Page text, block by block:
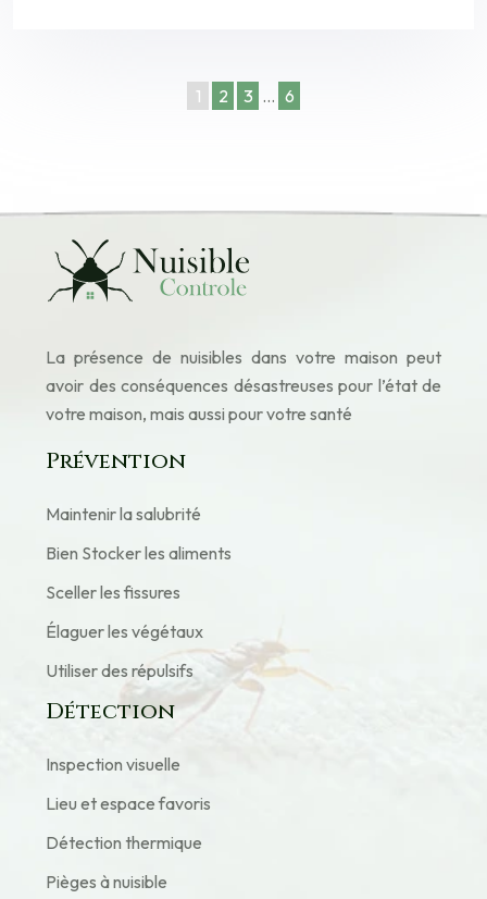
1 2 3 … 6
La présence de nuisibles dans votre maison peut
avoir des conséquences désastreuses pour l’état de
votre maison, mais aussi pour votre santé
Prévention
Maintenir la salubrité
Bien Stocker les aliments
Sceller les fissures
Élaguer les végétaux
Utiliser des répulsifs
Détection
Inspection visuelle
Lieu et espace favoris
Détection thermique
Pièges à nuisible